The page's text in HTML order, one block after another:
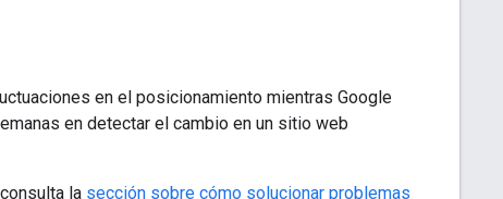
en el posicionamiento mientras Google
en detectar el cambio en un sitio web
la sección sobre cómo solucionar problemas